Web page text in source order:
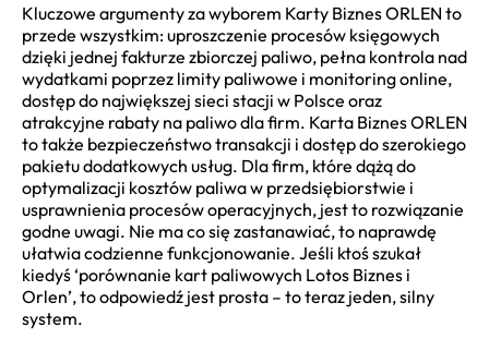
Kluczowe argumenty za wyborem Karty Biznes ORLEN to
przede wszystkim: uproszczenie procesów księgowych
dzięki jednej fakturze zbiorczej paliwo, pełna kontrola nad
wydatkami poprzez limity paliwowe i monitoring online,
dostęp do największej sieci stacji w Polsce oraz
atrakcyjne rabaty na paliwo dla firm. Karta Biznes ORLEN
to także bezpieczeństwo transakcji i dostęp do szerokiego
pakietu dodatkowych usług. Dla firm, które dążą do
optymalizacji kosztów paliwa w przedsiębiorstwie i
usprawnienia procesów operacyjnych, jest to rozwiązanie
godne uwagi. Nie ma co się zastanawiać, to naprawdę
ułatwia codzienne funkcjonowanie. Jeśli ktoś szukał
kiedyś ‘porównanie kart paliwowych Lotos Biznes i
Orlen’, to odpowiedź jest prosta – to teraz jeden, silny
system.